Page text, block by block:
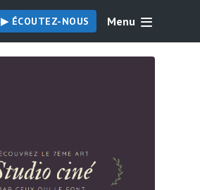
▶︎ ÉCOUTEZ-NOUS Menu